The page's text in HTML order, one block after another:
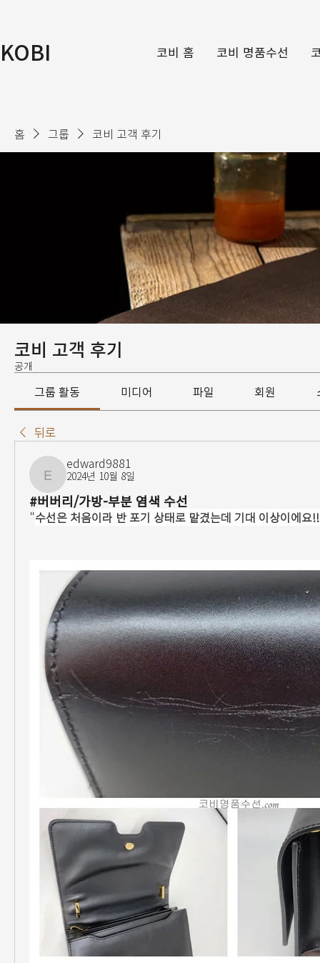
KOBI 코비 홈 코비 명품수선
홈 그룹 코비 고객 후기
코비 고객 후기
공개
그룹 활동 미디어 파일 회원
뒤로
edward9881
edward9881
2024년 10월 8일
#버버리/가방-부분 염색 수선
"수선은 처음이라 반 포기 상태로 맡겼는데 기대 이상이에